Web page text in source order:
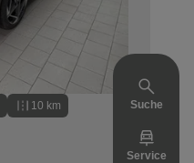
Suche
Service
10 km